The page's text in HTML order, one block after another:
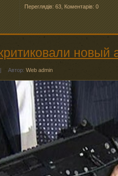
Переглядів: 63 Коментарів: 0
новый
| Автор: Web admin